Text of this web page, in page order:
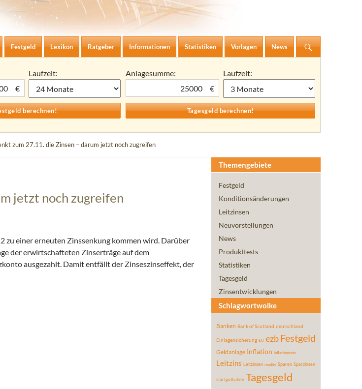
Festgeld Lexikon Ratgeber Informationen Statistiken Vorlagen News
€
Laufzeit:
Anlagesumme:
€
Laufzeit:
zum 27.11. die Zinsen – darum jetzt noch zugreifen
jetzt noch zugreifen
zu einer erneuten Zinssenkung kommen wird. Darüber
der erwirtschafteten Zinserträge auf dem
ausgezahlt. Damit entfällt der Zinseszinseffekt, der
Themengebiete
Festgeld
Konditionsänderungen
Leitzinsen
Neuvorstellungen
News
Produkttests
Statistiken
Tagesgeld
Zinsentwicklungen
Schlagwortwolke
Banken Bank of Scotland deutschland
Einlagensicherung EU ezbFestgeld
Geldanlage Inflation inflationsrate
Leitzins Leitzinsen rendite Sparen Sparzinsen
startguthaben Tagesgeld